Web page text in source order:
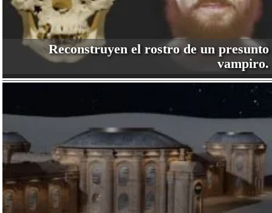
Reconstruyen el rostro de un presunto
vampiro.